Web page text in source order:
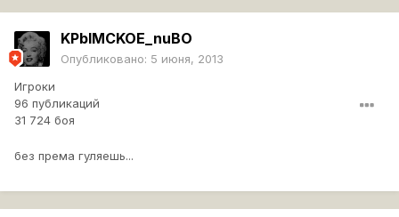
KPbIMCKOE_nuBO
Опубликовано: 5 июня, 2013
Игроки
96 публикаций
31 724 боя
без према гуляешь...